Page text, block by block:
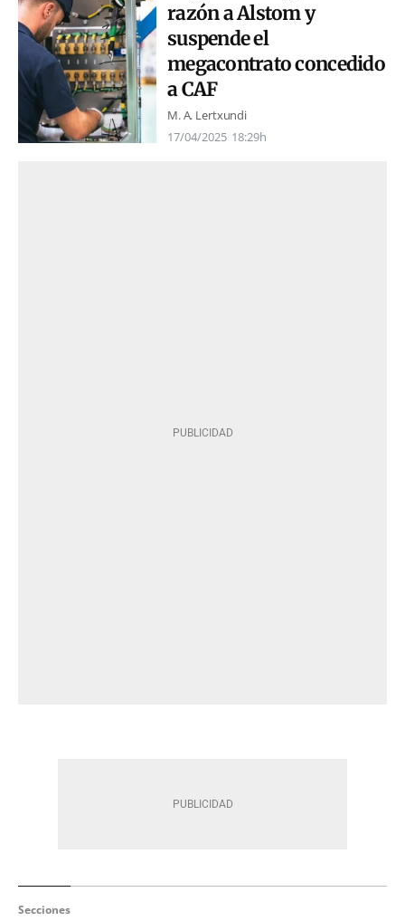
razón a Alstom y
suspende el
megacontrato concedido
a CAF
M. A. Lertxundi
17/04/2025 18:29h
Secciones